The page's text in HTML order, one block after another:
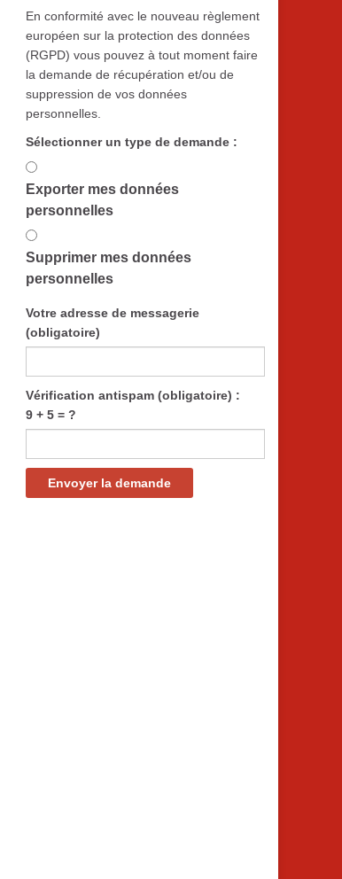
En conformité avec le nouveau règlement
européen sur la protection des données
(RGPD) vous pouvez à tout moment faire
la demande de récupération et/ou de
suppression de vos données
personnelles.
Sélectionner un type de demande :
Exporter mes données
personnelles
Supprimer mes données
personnelles
Votre adresse de messagerie
(obligatoire)
Vérification antispam (obligatoire) :
9 + 5 = ?